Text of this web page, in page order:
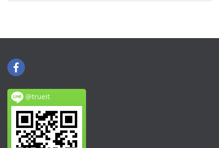
@trueit